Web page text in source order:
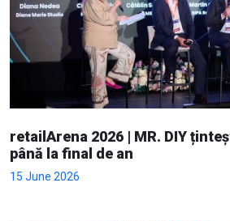
retailArena 2026 | MR. DIY
până la final de an
15 June 2026